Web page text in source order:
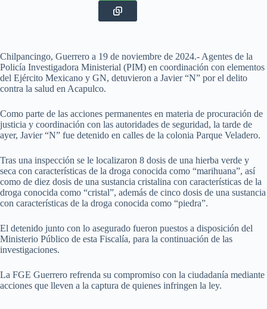
Chilpancingo, Guerrero a 19 de noviembre de 2024.- Agentes de la
Policía Investigadora Ministerial (PIM) en coordinación con elementos
del Ejército Mexicano y GN, detuvieron a Javier “N” por el delito
contra la salud en Acapulco.
Como parte de las acciones permanentes en materia de procuración de
justicia y coordinación con las autoridades de seguridad, la tarde de
ayer, Javier “N” fue detenido en calles de la colonia Parque Veladero.
Tras una inspección se le localizaron 8 dosis de una hierba verde y
seca con características de la droga conocida como “marihuana”, así
como de diez dosis de una sustancia cristalina con características de la
droga conocida como “cristal”, además de cinco dosis de una sustancia
con características de la droga conocida como “piedra”.
El detenido junto con lo asegurado fueron puestos a disposición del
Ministerio Público de esta Fiscalía, para la continuación de las
investigaciones.
La FGE Guerrero refrenda su compromiso con la ciudadanía mediante
acciones que lleven a la captura de quienes infringen la ley.